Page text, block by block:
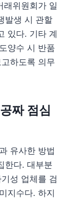
래위원회가 일
발생 시 관할
있다. 기타 계
양수 시 반품
하도록 의무
짜 점심
유사한 방법
한다. 대부분
성 업체를 검
지수다. 하지